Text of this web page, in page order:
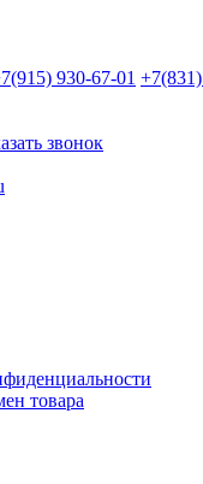
930-67-01 +7(831)
звонок
товара